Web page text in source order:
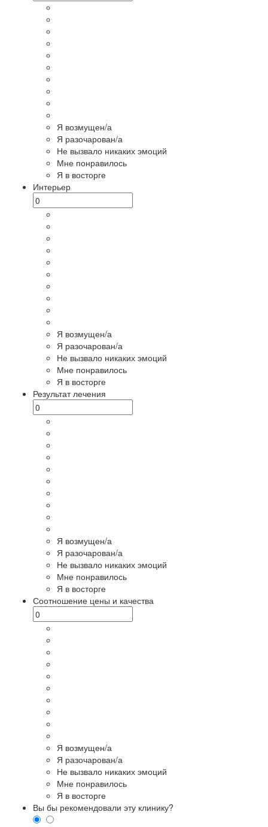
Я возмущен/а
Я разочарован/а
Не вызвало никаких эмоций
Мне понравилось
Я в восторге
Интерьер
Я возмущен/а
Я разочарован/а
Не вызвало никаких эмоций
Мне понравилось
Я в восторге
Результат лечения
Я возмущен/а
Я разочарован/а
Не вызвало никаких эмоций
Мне понравилось
Я в восторге
Соотношение цены и качества
Я возмущен/а
Я разочарован/а
Не вызвало никаких эмоций
Мне понравилось
Я в восторге
Вы бы рекомендовали эту клинику?